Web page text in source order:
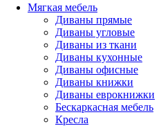
Мягкая мебель
Диваны прямые
Диваны угловые
Диваны из ткани
Диваны кухонные
Диваны офисные
Диваны книжки
Диваны еврокнижки
Бескаркасная мебель
Кресла